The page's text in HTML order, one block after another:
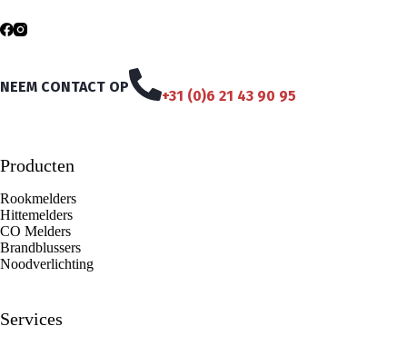
NEEM CONTACT OP
+31 (0)6 21 43 90 95
Producten
Rookmelders
Hittemelders
CO Melders
Brandblussers
Noodverlichting
Services